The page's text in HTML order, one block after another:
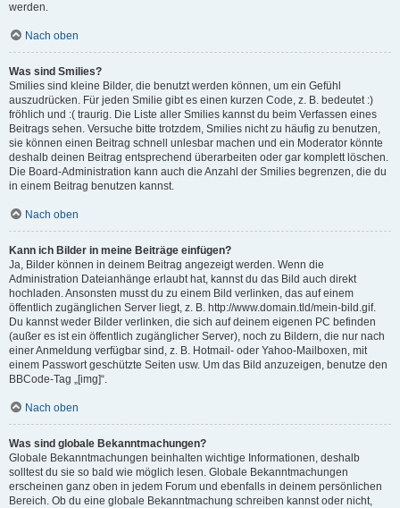
werden.
Nach oben
Was sind Smilies?
Smilies sind kleine Bilder, die benutzt werden können, um ein Gefühl
auszudrücken. Für jeden Smilie gibt es einen kurzen Code, z. B. bedeutet :)
fröhlich und :( traurig. Die Liste aller Smilies kannst du beim Verfassen eines
Beitrags sehen. Versuche bitte trotzdem, Smilies nicht zu häufig zu benutzen,
sie können einen Beitrag schnell unlesbar machen und ein Moderator könnte
deshalb deinen Beitrag entsprechend überarbeiten oder gar komplett löschen.
Die Board-Administration kann auch die Anzahl der Smilies begrenzen, die du
in einem Beitrag benutzen kannst.
Nach oben
Kann ich Bilder in meine Beiträge einfügen?
Ja, Bilder können in deinem Beitrag angezeigt werden. Wenn die
Administration Dateianhänge erlaubt hat, kannst du das Bild auch direkt
hochladen. Ansonsten musst du zu einem Bild verlinken, das auf einem
öffentlich zugänglichen Server liegt, z. B. http://www.domain.tld/mein-bild.gif.
Du kannst weder Bilder verlinken, die sich auf deinem eigenen PC befinden
(außer es ist ein öffentlich zugänglicher Server), noch zu Bildern, die nur nach
einer Anmeldung verfügbar sind, z. B. Hotmail- oder Yahoo-Mailboxen, mit
einem Passwort geschützte Seiten usw. Um das Bild anzuzeigen, benutze den
BBCode-Tag „[img]“.
Nach oben
Was sind globale Bekanntmachungen?
Globale Bekanntmachungen beinhalten wichtige Informationen, deshalb
solltest du sie so bald wie möglich lesen. Globale Bekanntmachungen
erscheinen ganz oben in jedem Forum und ebenfalls in deinem persönlichen
Bereich. Ob du eine globale Bekanntmachung schreiben kannst oder nicht,